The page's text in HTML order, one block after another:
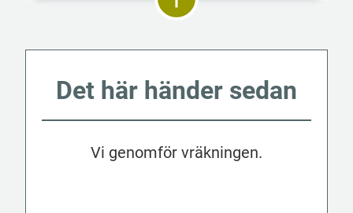
Det här händer sedan
Vi genomför vräkningen.